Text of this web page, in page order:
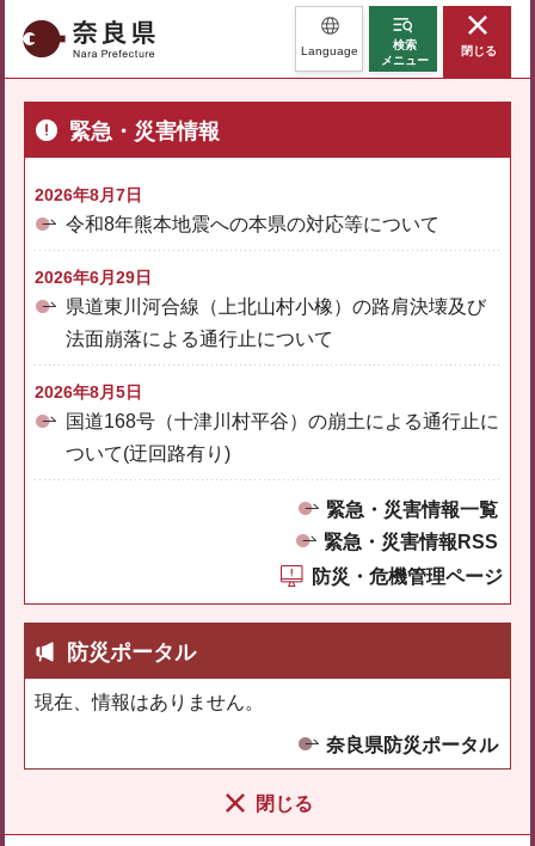
奈良県 Language
検索
メニュー
閉じる
緊急・災害情報
2026年8月7日
令和8年熊本地震への本県の対応等について
2026年6月29日
県道東川河合線（上北山村小橡）の路肩決壊及び
法面崩落による通行止について
2026年8月5日
国道168号（十津川村平谷）の崩土による通行止に
ついて(迂回路有り)
緊急・災害情報一覧
緊急・災害情報RSS
防災・危機管理ページ
防災ポータル
現在、情報はありません。
奈良県防災ポータル
閉じる